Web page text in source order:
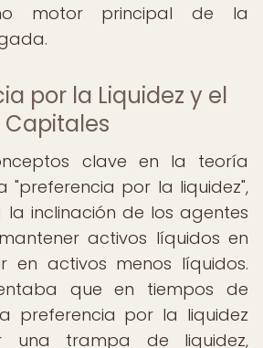
motor principal de la
por la Liquidez y el
clave en la teoría
"preferencia por la liquidez",
la inclinación de los agentes
activos líquidos en
en activos menos líquidos.
que en tiempos de
preferencia por la liquidez
una trampa de liquidez,